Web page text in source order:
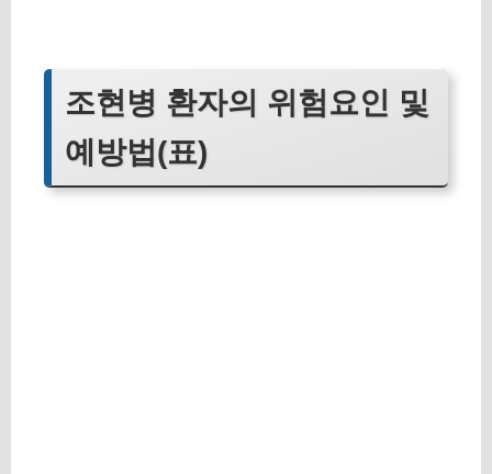
조현병 환자의 위험요인 및
예방법(표)